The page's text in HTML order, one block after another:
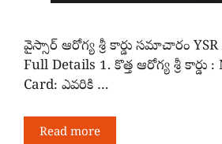
వైస్సార్ ఆరోగ్య శ్రీ కార్డు సమాచారం
Full Details 1. కొత్త ఆరోగ్య శ్రీ
Card: ఎవరికి …
Read more